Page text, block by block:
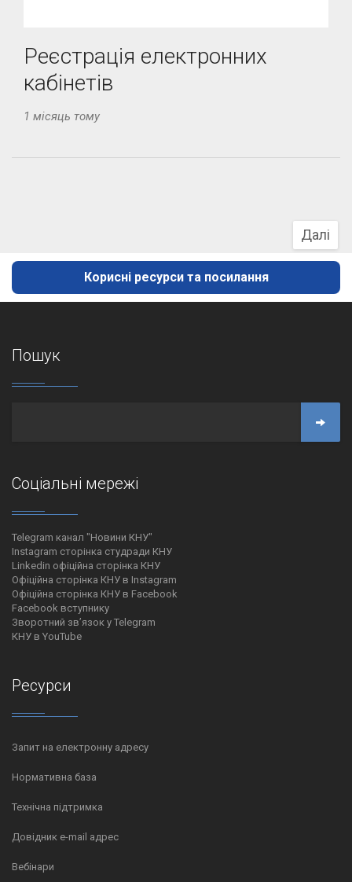
Реєстрація електронних
кабінетів
1 місяць тому
Далі
Корисні ресурси та посилання
Пошук
Соціальні мережі
Telegram канал "Новини КНУ"
Instagram сторінка студради КНУ
Linkedin офіційна сторінка КНУ
Офіційна сторінка КНУ в Instagram
Офіційна сторінка КНУ в Facebook
Facebook вступнику
Зворотний зв’язок у Telegram
КНУ в YouTube
Ресурси
Запит на електронну адресу
Нормативна база
Технічна підтримка
Довідник e-mail адрес
Вебінари